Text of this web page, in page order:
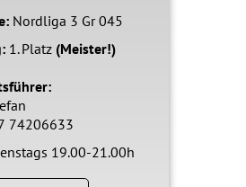
Nordliga 3 Gr 045
1. Platz (Meister!)
74206633
19.00-21.00h